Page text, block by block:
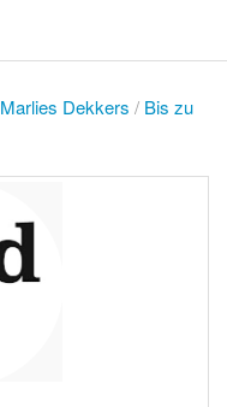
Marlies Dekkers / Bis zu